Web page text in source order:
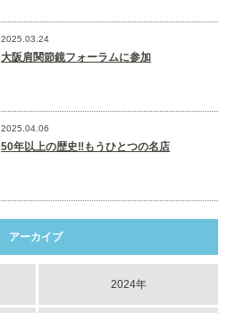
2025.03.24
大阪肩関節鏡フォーラムに参加
2025.04.06
50年以上の歴史‼️もうひとつの名店
アーカイブ
2024年